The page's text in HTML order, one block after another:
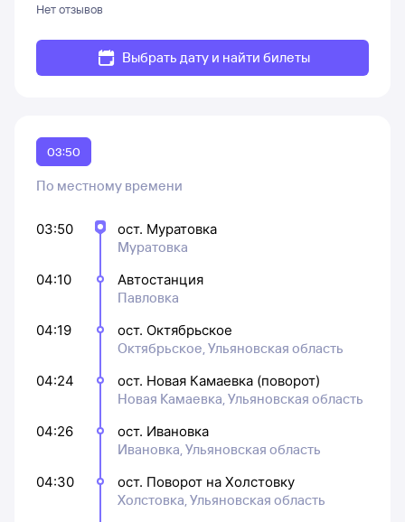
Нет отзывов
Выбрать дату и найти билеты
03:50
По местному времени
03:50
ост. Муратовка
Муратовка
04:10
Автостанция
Павловка
04:19
ост. Октябрьское
Октябрьское, Ульяновская область
04:24
ост. Новая Камаевка (поворот)
Новая Камаевка, Ульяновская область
04:26
ост. Ивановка
Ивановка, Ульяновская область
04:30
ост. Поворот на Холстовку
Холстовка, Ульяновская область